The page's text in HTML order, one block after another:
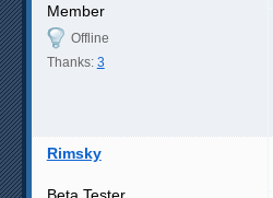
Member
Offline
Thanks: 3
Rimsky